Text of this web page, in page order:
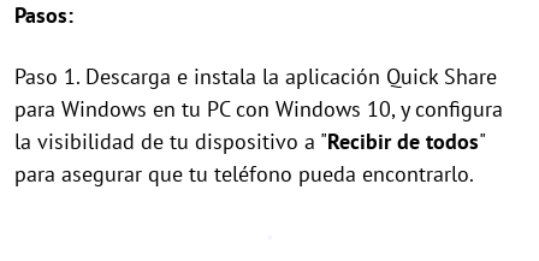
Pasos:
Paso 1. Descarga e instala la aplicación Quick Share
para Windows en tu PC con Windows 10, y configura
la visibilidad de tu dispositivo a "Recibir de todos"
para asegurar que tu teléfono pueda encontrarlo.